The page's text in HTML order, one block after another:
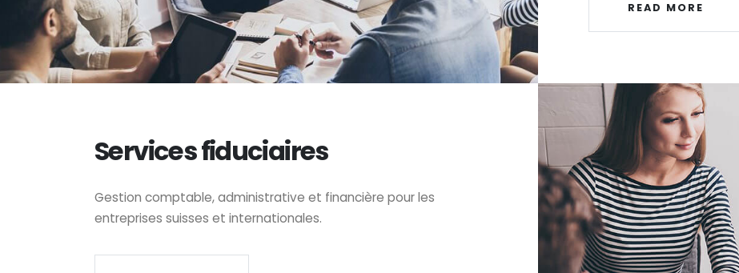
READ MORE
Services fiduciaires
Gestion comptable, administrative et financière pour les
entreprises suisses et internationales.